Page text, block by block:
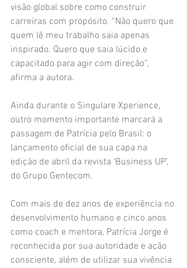
visão global sobre como construir
carreiras com propósito. “Não quero que
quem lê meu trabalho saia apenas
inspirado. Quero que saia lúcido e
capacitado para agir com direção”,
afirma a autora.
Ainda durante o Singulare Xperience,
outro momento importante marcará a
passagem de Patrícia pelo Brasil: o
lançamento oficial de sua capa na
edição de abril da revista ‘Business UP’,
do Grupo Gentecom.
Com mais de dez anos de experiência no
desenvolvimento humano e cinco anos
como coach e mentora, Patrícia Jorge é
reconhecida por sua autoridade e ação
consciente, além de utilizar sua vivência